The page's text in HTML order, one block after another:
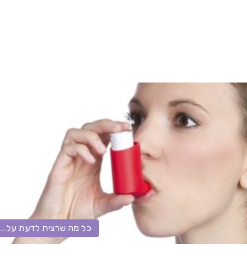
כל מה שרצית לדעת על...